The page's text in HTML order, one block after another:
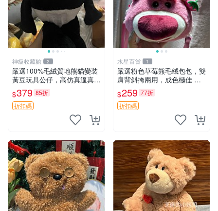
神級收藏館 2
嚴選100%毛絨質地熊貓變裝
黃豆玩具公仔，高仿真逼真模
擬，適合收藏愛好者 熊貓 黃
豆 公仔
$379 85折
折扣碼
水星百貨 1
嚴選粉色草莓熊毛絨包包，雙
肩背斜挎兩用，成色極佳 精
準關鍵詞：草莓熊 包包 毛絨
$259 77折
折扣碼